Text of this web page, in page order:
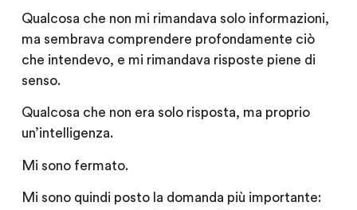
Qualcosa che non mi rimandava solo informazioni,
ma sembrava comprendere profondamente ciò
che intendevo, e mi rimandava risposte piene di
senso.
Qualcosa che non era solo risposta, ma proprio
un’intelligenza.
Mi sono fermato.
Mi sono quindi posto la domanda più importante: